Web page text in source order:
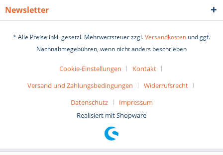
Newsletter
* Alle Preise inkl. gesetzl. Mehrwertsteuer zzgl.Versandkosten und ggf.
Nachnahmegebühren, wenn nicht anders beschrieben
Cookie-Einstellungen
Kontakt
Versand und Zahlungsbedingungen
Widerrufsrecht
Datenschutz
Impressum
Realisiert mit Shopware